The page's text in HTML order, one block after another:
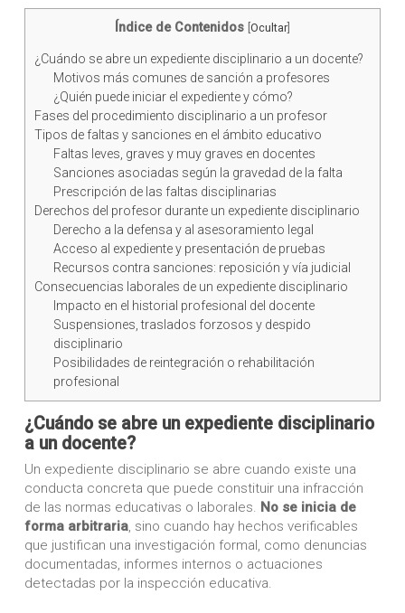
Índice de Contenidos Ocultar]
¿Cuándo se abre un expediente disciplinario a un docente?
Motivos más comunes de sanción a profesores
¿Quién puede iniciar el expediente y cómo?
Fases del procedimiento disciplinario a un profesor
Tipos de faltas y sanciones en el ámbito educativo
Faltas leves, graves y muy graves en docentes
Sanciones asociadas según la gravedad de la falta
Prescripción de las faltas disciplinarias
Derechos del profesor durante un expediente disciplinario
Derecho a la defensa y al asesoramiento legal
Acceso al expediente y presentación de pruebas
Recursos contra sanciones: reposición y vía judicial
Consecuencias laborales de un expediente disciplinario
Impacto en el historial profesional del docente
Suspensiones, traslados forzosos y despido
disciplinario
Posibilidades de reintegración o rehabilitación
profesional
¿Cuándo se abre un expediente disciplinario
a un docente?
Un expediente disciplinario se abre cuando existe una
conducta concreta que puede constituir una infracción
de las normas educativas o laborales. No se inicia de
forma arbitraria, sino cuando hay hechos verificables
que justifican una investigación formal, como denuncias
documentadas, informes internos o actuaciones
detectadas por la inspección educativa.